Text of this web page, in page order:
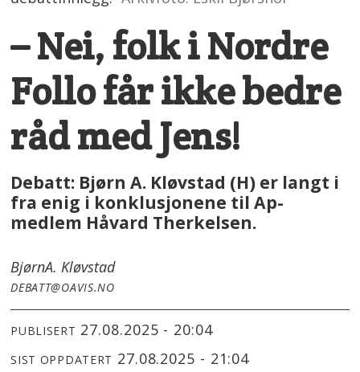
– Nei, folk i Nordre
Follo får ikke bedre
råd med Jens!
Debatt: Bjørn A. Kløvstad (H) er langt i
fra enig i konklusjonene til Ap-
medlem Håvard Therkelsen.
BjørnA. Kløvstad
DEBATT@OAVIS.NO
PUBLISERT 27.08.2025 - 20:04
SIST OPPDATERT 27.08.2025 - 21:04